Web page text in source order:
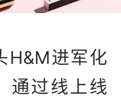
H&M进军化
通过线上线